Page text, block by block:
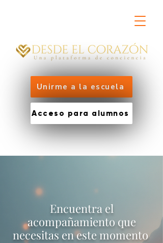
Unirme a la escuela
Acceso para alumnos
Encuentra el
acompañamiento que
necesitas en este momento